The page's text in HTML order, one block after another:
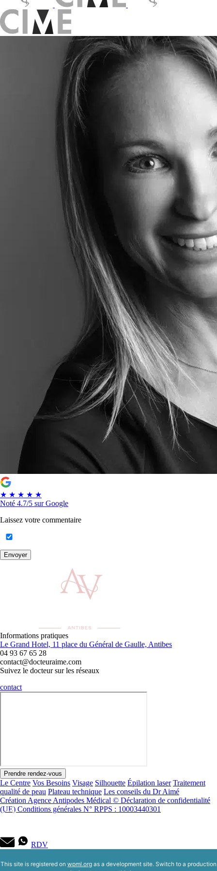
★ ★ ★ ★ ★
Noté 4.7/5 sur Google
Laissez votre commentaire
Envoyer
Informations pratiques
Le Grand Hotel, 11 place du Général de Gaulle, Antibes
04 93 67 65 28
contact@docteuraime.com
Suivez le docteur sur les réseaux
contact
Prendre rendez-vous
Le Centre Vos Besoins Visage Silhouette Épilation laser Traitement
qualité de peau Plateau technique Les conseils du Dr Aimé
Création Agence Antipodes Médical © Déclaration de confidentialité
(UE) Conditions générales N° RPPS : 10003440301
RDV
This site is registered on wpml.org as a development site. Switch to a production